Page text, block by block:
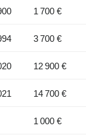
1 700 €
3 700 €
12 900 €
14 700 €
1 000 €